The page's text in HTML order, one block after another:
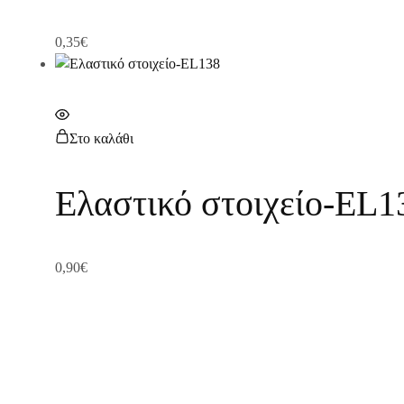
0,35€
Στο καλάθι
Ελαστικό στοιχείο-
0,90€